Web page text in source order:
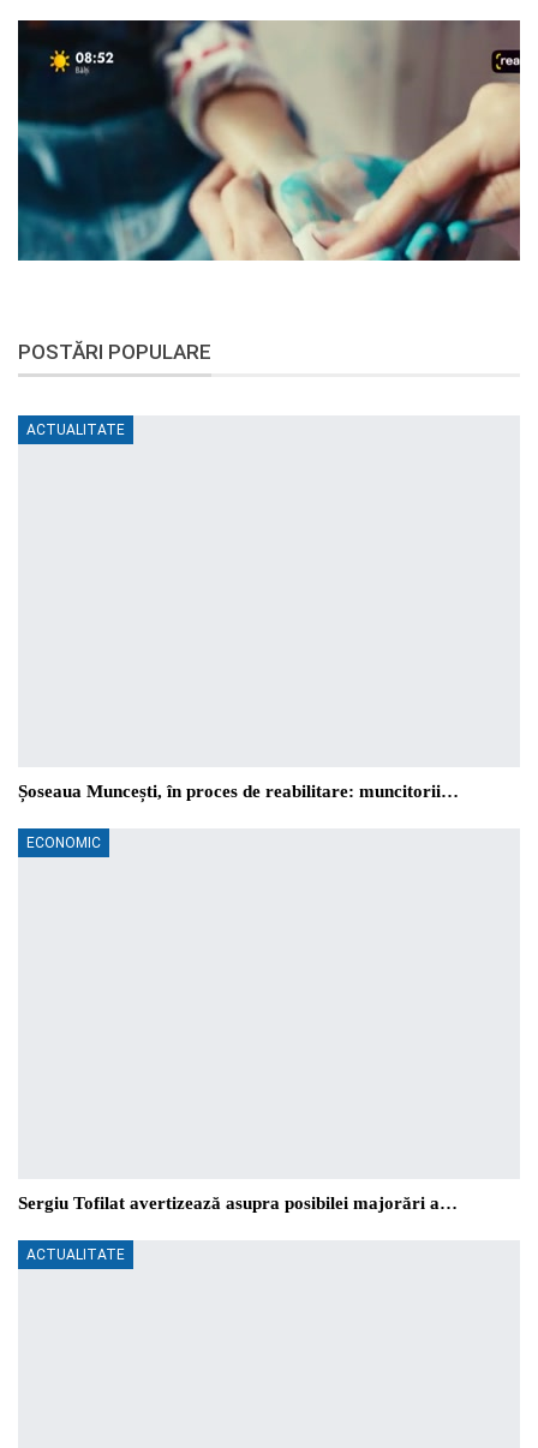
POSTĂRI POPULARE
ACTUALITATE
Șoseaua Muncești, în proces de reabilitare: muncitorii…
ECONOMIC
Sergiu Tofilat avertizează asupra posibilei majorări a…
ACTUALITATE